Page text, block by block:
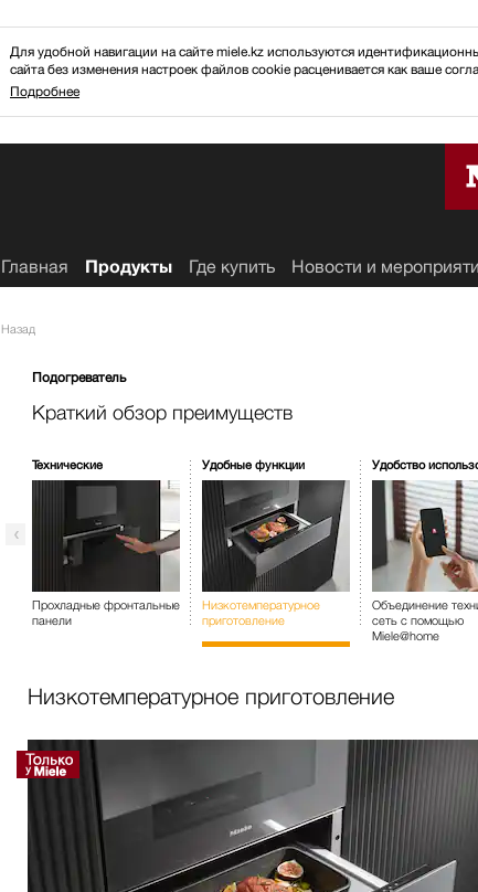
Для удобной навигации на сайте miele.kz используются
сайта без изменения настроек файлов cookie расценивается как ваше
Подробнее
Назад
Краткий обзор преимуществ
Подогреватель
Технические
характеристики
Прохладные фронтальные
панели
Удобные функции
Низкотемпературное
приготовление
Удобство
Объединение
сеть с помощью
Miele@home
Низкотемпературное приготовление
Главная Продукты Где купить Новости и